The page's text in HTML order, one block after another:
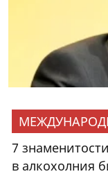
7
в алкохолния